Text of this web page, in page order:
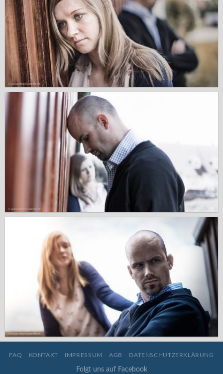
FAQ KONTAKT IMPRESSUM AGB DATENSCHUTZERKLÄRUNG
Folgt uns auf Facebook